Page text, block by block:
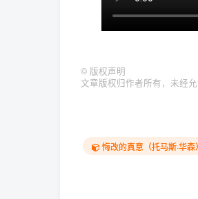
© 版权声明
文章版权归作者所有，未经允
悔改的真意（托马斯·华森）